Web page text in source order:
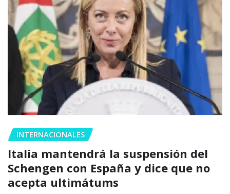
INTERNACIONALES
Italia mantendrá la suspensión del
Schengen con España y dice que no
acepta ultimátums